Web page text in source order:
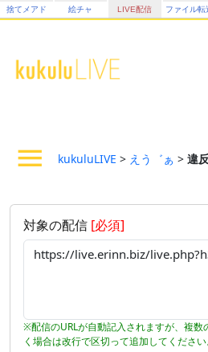
捨てメアド 絵チャ LIVE配信 ファイル転
kukuluLIVE > えう゛ぁ > 違
対象の配信 [必須]
※配信のURLが自動記入されますが、複数
く場合は改行で区切って追加してください